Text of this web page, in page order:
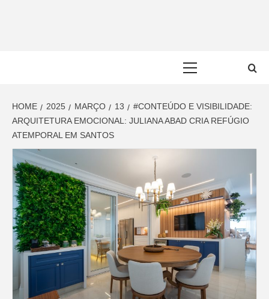
HOME 2025 MARÇO 13
#CONTEÚDO E VISIBILIDADE:
ARQUITETURA EMOCIONAL: JULIANA ABAD CRIA REFÚGIO
ATEMPORAL EM SANTOS